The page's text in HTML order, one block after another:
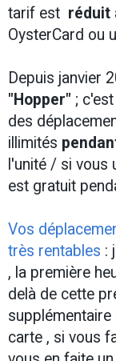
tarif est réduit
OysterCard ou
Depuis janvier
"Hopper" ;
des
illimités
l'unité / si vous
est gratuit
Vos
très rentables :
, la première
delà de cette
carte , si vous